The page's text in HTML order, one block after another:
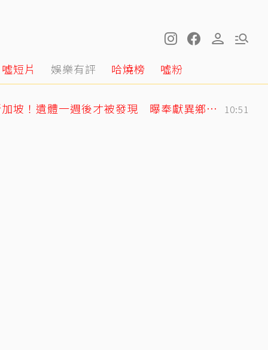
噓短片 娛樂有評 哈燒榜 噓粉
黃明志二舅孤身死在新加坡！遺體一週後才被發現 曝奉獻異鄉40年人生 10:51